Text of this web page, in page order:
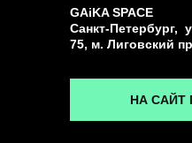
GAiKA SPACE
Санкт-Петербург,
75, м. Лиговский
НА САЙТ
ГЕНЕРАЛЬНЫЙ
CONVERSATIONS